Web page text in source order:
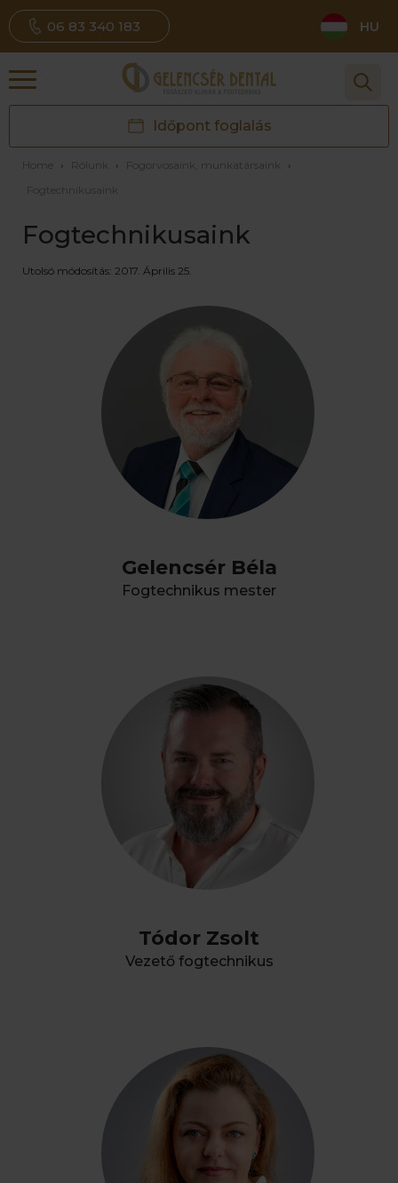
06 83 340 183 HU
Időpont foglalás
Home › Rólunk › Fogorvosaink, munkatársaink
›
Fogtechnikusaink
Fogtechnikusaink
Utolsó módosítás: 2017. Április 25.
Gelencsér Béla
Fogtechnikus mester
Tódor Zsolt
Vezető fogtechnikus